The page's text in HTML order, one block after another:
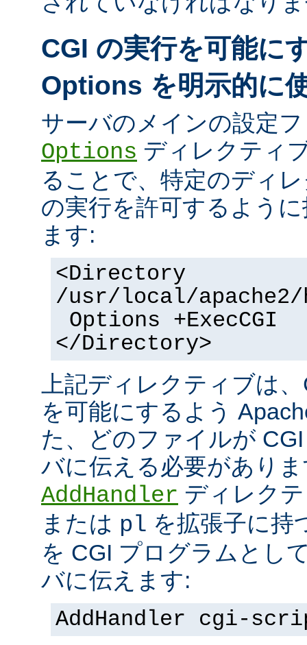
CGI の実行を可能に
Options を明示的に
サーバのメインの設定
Options ディレクティ
ることで、特定のディ
の実行を許可するよう
ます:
<Directory
/usr/local/apache2/
Options +ExecCGI
</Directory>
上記ディレクティブは
を可能にするよう
た、どのファイルが
バに伝える必要があり
AddHandler ディレク
または pl を拡張子に持
を CGI プログラムとし
バに伝えます:
AddHandler cgi-